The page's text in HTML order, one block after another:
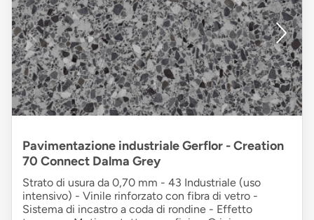
Pavimentazione industriale Gerflor - Creation
70 Connect Dalma Grey
Strato di usura da 0,70 mm - 43 Industriale (uso
intensivo) - Vinile rinforzato con fibra di vetro -
Sistema di incastro a coda di rondine - Effetto